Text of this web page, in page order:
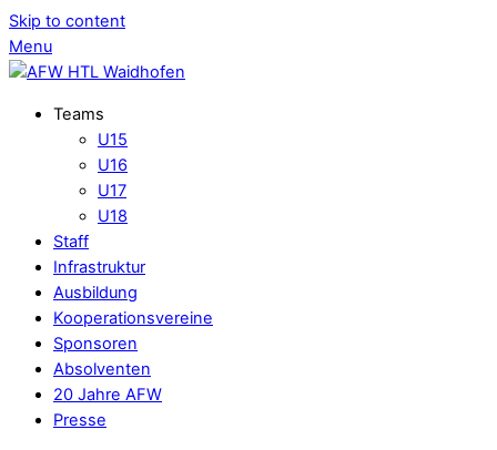
Skip to content
Menu
Teams
U15
U16
U17
U18
Staff
Infrastruktur
Ausbildung
Kooperationsvereine
Sponsoren
Absolventen
20 Jahre AFW
Presse